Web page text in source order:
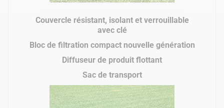
Couvercle résistant, isolant et verrouillable
avec clé
Bloc de filtration compact nouvelle génération
Diffuseur de produit flottant
Sac de transport